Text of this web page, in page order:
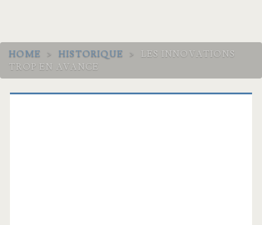
HOME > HISTORIQUE >
LES INNOVATIONS
TROP EN AVANCE